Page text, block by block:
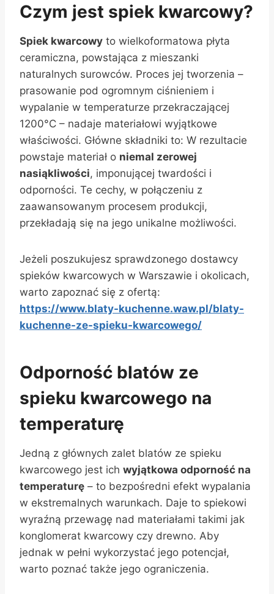
Czym jest spiek kwarcowy?
Spiek kwarcowy to wielkoformatowa płyta
ceramiczna, powstająca z mieszanki
naturalnych surowców. Proces jej tworzenia –
prasowanie pod ogromnym ciśnieniem i
wypalanie w temperaturze przekraczającej
1200°C – nadaje materiałowi wyjątkowe
właściwości. Główne składniki to: W rezultacie
powstaje materiał o niemal zerowej
nasiąkliwości, imponującej twardości i
odporności. Te cechy, w połączeniu z
zaawansowanym procesem produkcji,
przekładają się na jego unikalne możliwości.
Jeżeli poszukujesz sprawdzonego dostawcy
spieków kwarcowych w Warszawie i okolicach,
warto zapoznać się z ofertą:
https://www.blaty-kuchenne.waw.pl/blaty-
kuchenne-ze-spieku-kwarcowego/
Odporność blatów ze
spieku kwarcowego na
temperaturę
Jedną z głównych zalet blatów ze spieku
kwarcowego jest ich wyjątkowa odporność na
temperaturę – to bezpośredni efekt wypalania
w ekstremalnych warunkach. Daje to spiekowi
wyraźną przewagę nad materiałami takimi jak
konglomerat kwarcowy czy drewno. Aby
jednak w pełni wykorzystać jego potencjał,
warto poznać także jego ograniczenia.